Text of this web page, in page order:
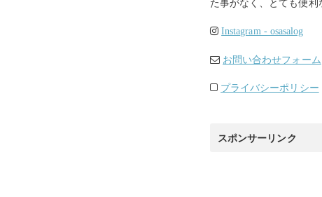
た事がなく、とても便利
Instagram - osasalog
お問い合わせフォーム
プライバシーポリシー
スポンサーリンク